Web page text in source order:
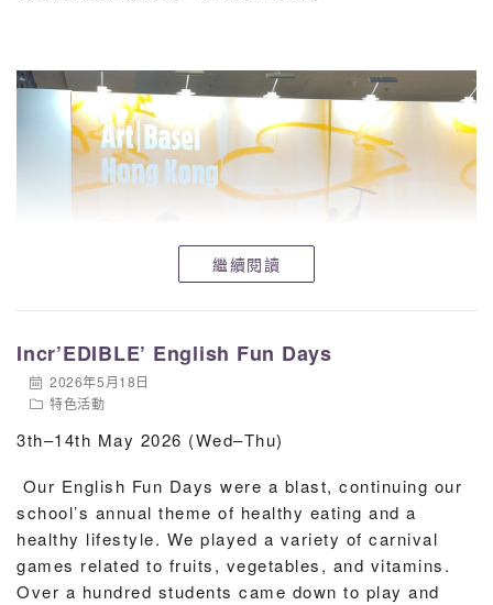
繼續閱讀
Incr’EDIBLE’ English Fun Days
2026年5月18日
特色活動
3th–14th May 2026 (Wed–Thu)
Our English Fun Days were a blast, continuing our
school’s annual theme of healthy eating and a
healthy lifestyle. We played a variety of carnival
games related to fruits, vegetables, and vitamins.
Over a hundred students came down to play and